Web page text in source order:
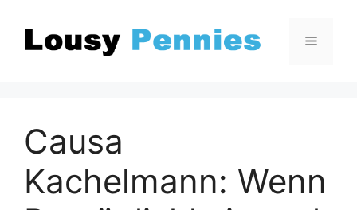
Inhalt
springen
Menü
Causa
Kachelmann: Wenn